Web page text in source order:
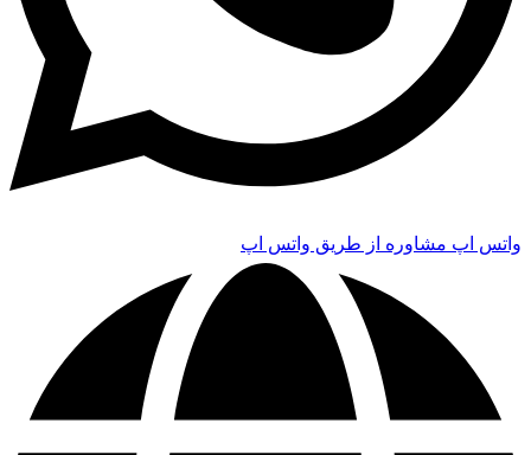
واتس اپ مشاوره از طریق واتس اپ